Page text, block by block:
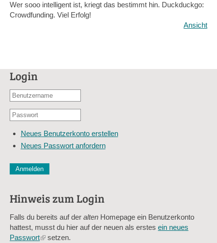
Wer sooo intelligent ist, kriegt das bestimmt hin. Duckduckgo:
Crowdfunding. Viel Erfolg!
Ansicht
Login
Benutzername
E-
Adresse
Passwort
Neues Benutzerkonto erstellen
Neues Passwort anfordern
Diese Sicherheitsfrage überprüft, ob Sie ein menschlicher
Sag mir nicht, wie viele Sternlein stehen
Hinweis zum Login
Falls du bereits auf der alten Homepage ein Benutzerkonto
hattest, musst du hier auf der neuen als erstes ein neues
Passwort(linksetzen.